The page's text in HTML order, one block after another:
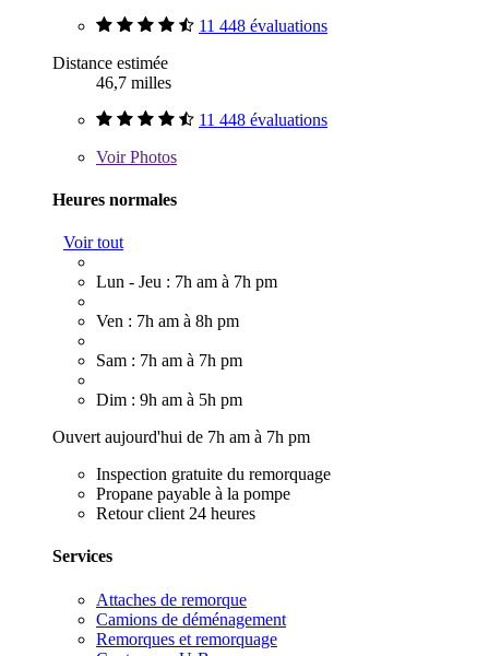
11 448 évaluations
Distance estimée
46,7 milles
11 448 évaluations
VoirPhotos
Heures normales
Voir tout
Lun - Jeu : 7h am à 7h pm
Ven : 7h am à 8h pm
Sam : 7h am à 7h pm
Dim : 9h am à 5h pm
Ouvert aujourd'hui de 7h am à 7h pm
Inspection gratuite du remorquage
Propane payable à la pompe
Retour client 24 heures
Services
Attaches de remorque
Camions de déménagement
Remorques et remorquage